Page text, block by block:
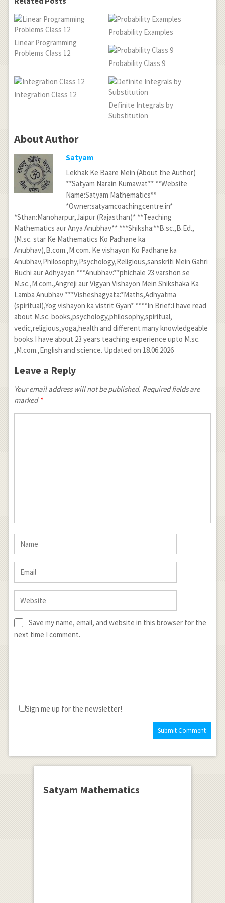
cos }^{ 3
}t.2sintcost
}{ { \left(
cos2t
\frac { 3 }{
2 } } } \\
=\frac {
4 }t\quad
sint+3{ cos
}^{ 2
cos }^{ 4
}t\quad
sint }{ {
\left( cos2t
\right) }^{
\frac { 3 }{
2 } } } \\
\frac { dy
}{ dt }
=\frac {
-4{ cos }^{
4 }t\quad
}^{ 2
cos }^{ 2
}t\quad
sint\left( {
4cos }^{ 2
}t-3
\right) }{
{ \left(
cos2t
\right) }^{
}{ dx }
dt } }
cos^{ 2 }t
}{ sint }
\right]
y=asint
Linear Programming
Problems Class 12
Probability Examples
Probability Class 9
Integration Class 12
Definite Integrals by
Substitution
About Author
Satyam
Lekhak Ke Baare Mein (About the Author)
**Satyam Narain Kumawat** **Website
Name:Satyam Mathematics**
*Owner:satyamcoachingcentre.in*
*Sthan:Manoharpur,Jaipur (Rajasthan)* **Teaching
Mathematics aur Anya Anubhav** ***Shiksha:**B.sc.,B.Ed.,
(M.sc. star Ke Mathematics Ko Padhane ka
Anubhav),B.com.,M.com. Ke vishayon Ko Padhane ka
Anubhav,Philosophy,Psychology,Religious,sanskriti Mein Gahri
Ruchi aur Adhyayan ***Anubhav:**phichale 23 varshon se
M.sc.,M.com.,Angreji aur Vigyan Vishayon Mein Shikshaka Ka
Lamba Anubhav ***Visheshagyata:*Maths,Adhyatma
(spiritual),Yog vishayon ka vistrit Gyan* ****In Brief:I have read
about M.sc. books,psychology,philosophy,spiritual,
vedic,religious,yoga,health and different many knowledgeable
books.I have about 23 years teaching experience upto M.sc.
,M.com.,English and science. Updated on 18.06.2026
Leave a Reply
Your email address will not be published. Required fields are
marked *
Save my name, email, and website in this browser for the
next time I comment.
Sign me up for the newsletter!
Satyam Mathematics